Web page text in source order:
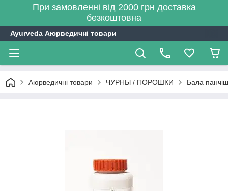
При замовленні від 2000 грн доставка
безкоштовна
Ayurveda Аюрведичні товари
Аюрведичні товари ЧУРНЫ / ПОРОШКИ Бала